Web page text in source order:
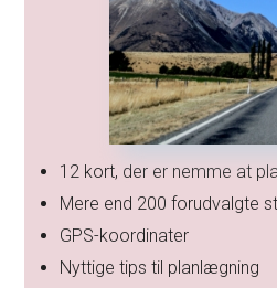
12 kort, der er nemme at
Mere end 200 forudvalgte
GPS-koordinater
Nyttige tips til planlægning